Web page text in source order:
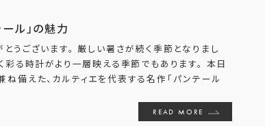
ル」の魅力
うございます。 厳しい暑さが続く季節となりまし
彩る時計がより一層映える季節でもあります。 本日
備えた、カルティエを代表する名作「パンテール
READ MORE